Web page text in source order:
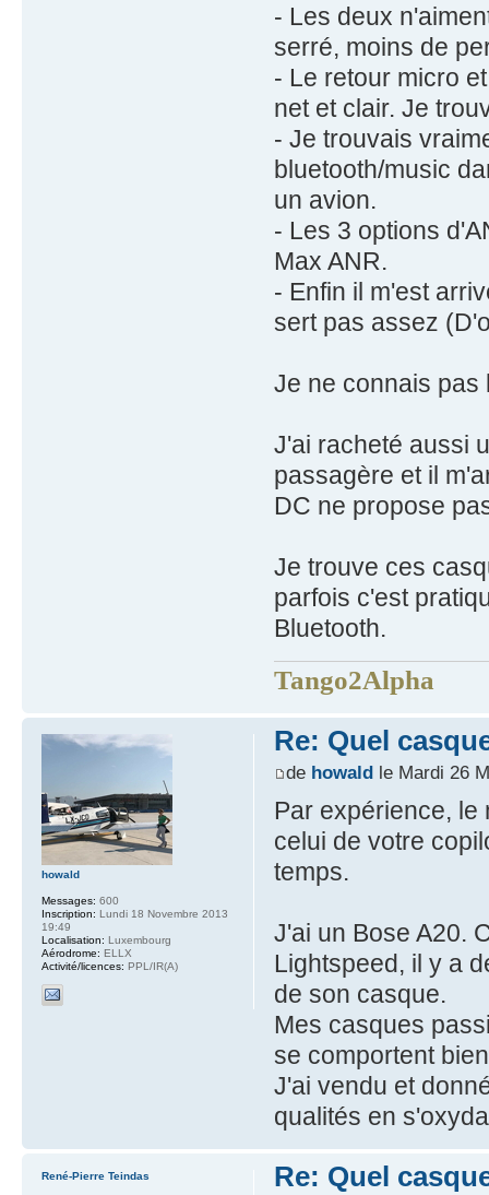
- Les deux
serré, moins de
- Le retour micro
net et clair. Je
- Je trouvais
bluetooth/music
un avion.
- Les 3 options
Max ANR.
- Enfin il m'est
sert pas assez
Je ne connais pas
J'ai racheté aussi
passagère et il
DC ne propose
Je trouve ces
parfois c'est
Bluetooth.
Tango2Alpha
Re: Quel
de howaldle Mardi 26
Par expérience, le
celui de votre
temps.
J'ai un Bose A20.
Lightspeed, il y a
de son casque.
Mes casques
se comportent
J'ai vendu et
qualités en
howald
Messages: 600
Inscription: Lundi 18 Novembre 2013
19:49
Localisation: Luxembourg
Aérodrome: ELLX
Activité/licences: PPL/IR(A)
Re: Quel
René-Pierre Teindas